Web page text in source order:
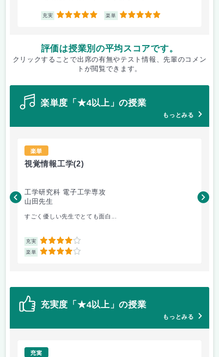
充実 5 楽単 5
評価は授業別の平均スコアです。
クリックすることで出席の有無やテスト情報、先輩のコメン
トが閲覧できます。
楽単度「★4以上」の授業
もっとみる
楽単
視覚情報工学(2)
工学研究科 電子工学専攻
山田先生
すごく優しい先生でとても面白...
充実 4
楽単 4
宋
充実度「★4以上」の授業
もっとみる
充実